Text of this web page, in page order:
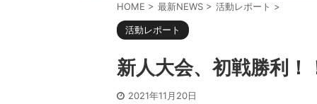
HOME > 最新NEWS > 活動レポート >
活動レポート
新人大会、初戦勝利！
2021年11月20日